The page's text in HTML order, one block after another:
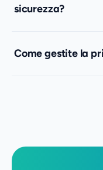
sicurezza?
Come gestite la